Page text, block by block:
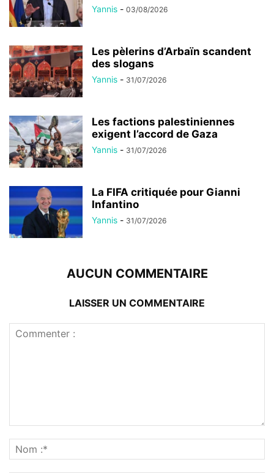
Yannis - 03/08/2026
Les pèlerins d’Arbaïn scandent
des slogans
Yannis - 31/07/2026
Les factions palestiniennes
exigent l’accord de Gaza
Yannis - 31/07/2026
La FIFA critiquée pour Gianni
Infantino
Yannis - 31/07/2026
AUCUN COMMENTAIRE
LAISSER UN COMMENTAIRE